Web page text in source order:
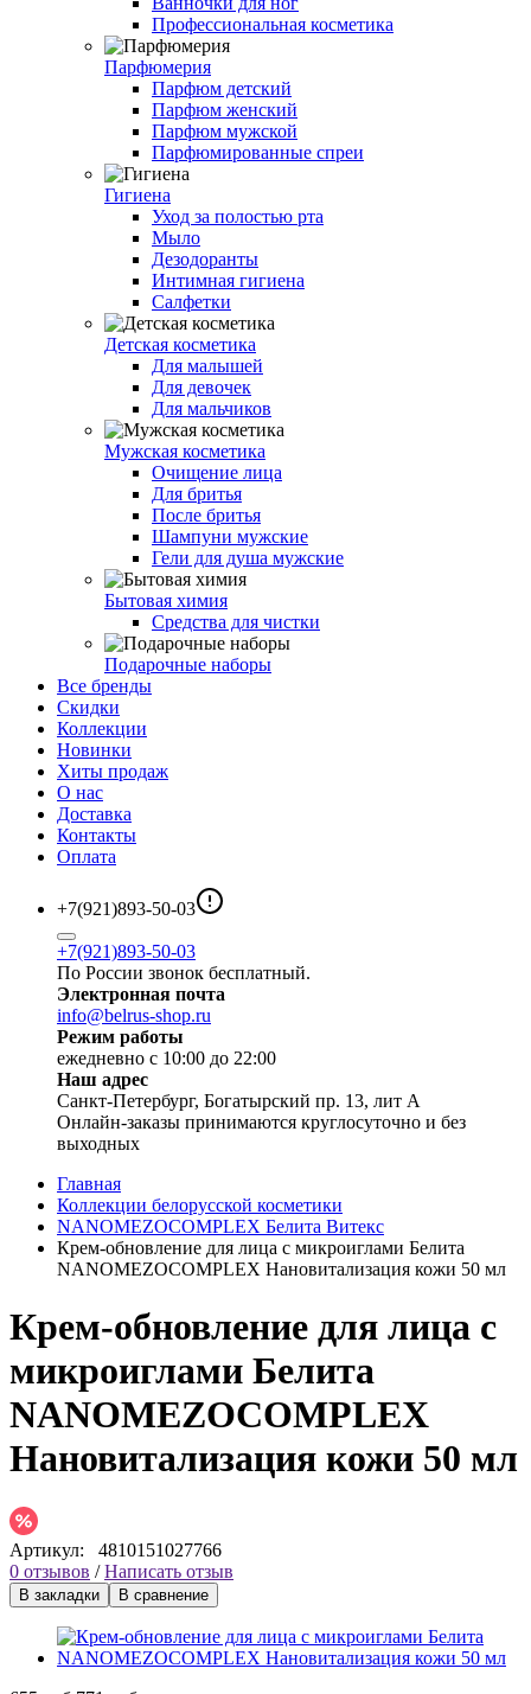
Профессиональная косметика
Парфюмерия
Парфюм детский
Парфюм женский
Парфюм мужской
Парфюмированные спреи
Гигиена
Уход за полостью рта
Мыло
Дезодоранты
Интимная гигиена
Салфетки
Детская косметика
Для малышей
Для девочек
Для мальчиков
Мужская косметика
Очищение лица
Для бритья
После бритья
Шампуни мужские
Гели для душа мужские
Бытовая химия
Средства для чистки
Подарочные наборы
Все бренды
Скидки
Коллекции
Новинки
Хиты продаж
О нас
Доставка
Контакты
Оплата
+7(921)893-50-03
+7(921)893-50-03
По России звонок бесплатный.
Электронная почта
info@belrus-shop.ru
Режим работы
ежедневно с 10:00 до 22:00
Наш адрес
Санкт-Петербург, Богатырский пр. 13, лит А
Онлайн-заказы принимаются круглосуточно и без
выходных
Главная
Коллекции белорусской косметики
NANOMEZOCOMPLEX Белита Витекс
Крем-обновление для лица с микроиглами Белита
NANOMEZOCOMPLEX Нановитализация кожи 50 мл
Крем-обновление для лица с
микроиглами Белита
NANOMEZOCOMPLEX
Нановитализация кожи 50 мл
Артикул: 4810151027766
0 отзывов /Написать отзыв
В закладки В сравнение